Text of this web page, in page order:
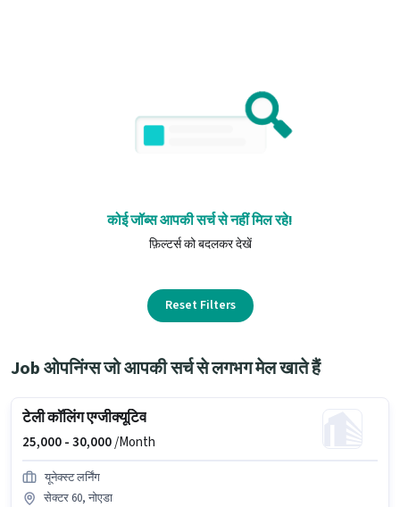
कोई जॉब्स आपकी सर्च से नहीं मिल रहे!
फ़िल्टर्स को बदलकर देखें
Reset Filters
Job ओपनिंग्स जो आपकी सर्च से लगभग मेल खाते हैं
टेली कॉलिंग एग्जीक्यूटिव
25,000 -30,000/Month
यूनेक्स्ट लर्निंग
सेक्टर 60, नोएडा